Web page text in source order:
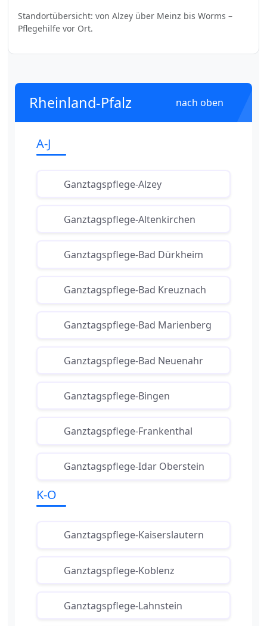
Standortübersicht: von Alzey über Meinz bis Worms –
Pflegehilfe vor Ort.
Rheinland-Pfalz nach oben
A-J
Ganztagspflege-Alzey
Ganztagspflege-Altenkirchen
Ganztagspflege-Bad Dürkheim
Ganztagspflege-Bad Kreuznach
Ganztagspflege-Bad Marienberg
Ganztagspflege-Bad Neuenahr
Ganztagspflege-Bingen
Ganztagspflege-Frankenthal
Ganztagspflege-Idar Oberstein
K-O
Ganztagspflege-Kaiserslautern
Ganztagspflege-Koblenz
Ganztagspflege-Lahnstein